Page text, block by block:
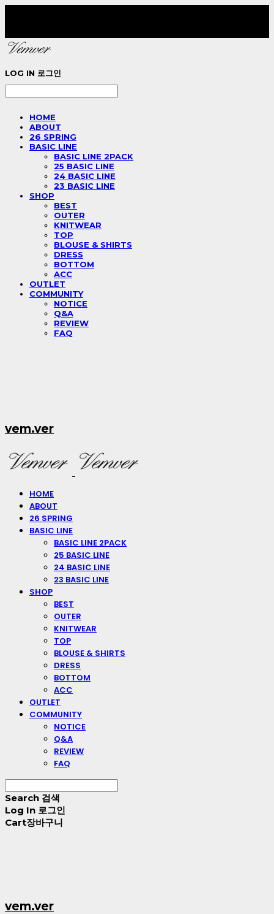
LOG IN 로그인
HOME
ABOUT
26 SPRING
BASIC LINE
BASIC LINE 2PACK
25 BASIC LINE
24 BASIC LINE
23 BASIC LINE
SHOP
BEST
OUTER
KNITWEAR
TOP
BLOUSE & SHIRTS
DRESS
BOTTOM
ACC
OUTLET
COMMUNITY
NOTICE
Q&A
REVIEW
FAQ
vem.ver
HOME
ABOUT
26 SPRING
BASIC LINE
BASIC LINE 2PACK
25 BASIC LINE
24 BASIC LINE
23 BASIC LINE
SHOP
BEST
OUTER
KNITWEAR
TOP
BLOUSE & SHIRTS
DRESS
BOTTOM
ACC
OUTLET
COMMUNITY
NOTICE
Q&A
REVIEW
FAQ
Search 검색
Log In 로그인
Cart장바구니
vem.ver